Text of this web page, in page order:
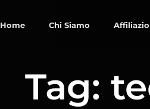
Home Chi Siamo
Tag: